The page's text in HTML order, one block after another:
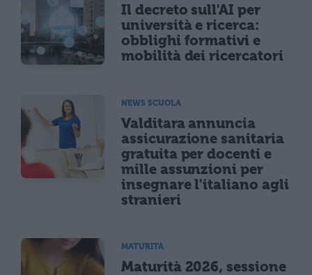
Il decreto sull'AI per
università e ricerca:
obblighi formativi e
mobilità dei ricercatori
NEWS SCUOLA
Valditara annuncia
assicurazione sanitaria
gratuita per docenti e
mille assunzioni per
insegnare l'italiano agli
stranieri
MATURITÀ
Maturità 2026, sessione